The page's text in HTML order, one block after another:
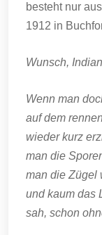
besteht nur
1912 in
Wunsch,
Wenn man
auf dem
wieder kurz
man die
man die Zügel
und kaum das
sah, schon